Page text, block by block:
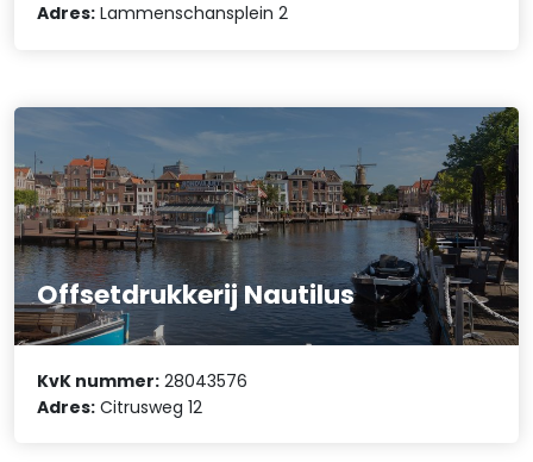
Adres: Lammenschansplein 2
Offsetdrukkerij Nautilus
KvK nummer: 28043576
Adres: Citrusweg 12